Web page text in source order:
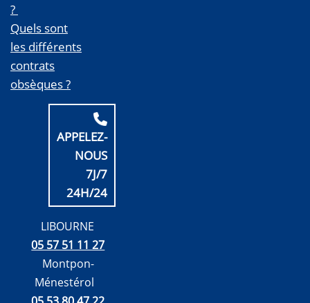
?
Quels sont
les différents
contrats
obsèques ?
APPELEZ-
NOUS
7J/7
24H/24
LIBOURNE
05 57 51 11 27
Montpon-
Ménestérol